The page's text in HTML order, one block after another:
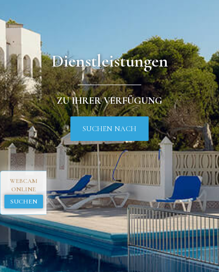
Dienstleistungen
ZU IHRER VERFÜGUNG
SUCHEN NACH
WEBCAM
ONLINE
SUCHEN